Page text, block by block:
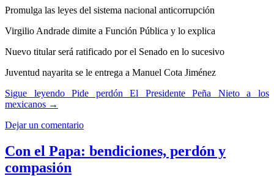
Promulga las leyes del sistema nacional anticorrupción
Virgilio Andrade dimite a Función Pública y lo explica
Nuevo titular será ratificado por el Senado en lo sucesivo
Juventud nayarita se le entrega a Manuel Cota Jiménez
Sigue leyendoPide perdón El Presidente Peña Nieto a los
mexicanos →
Dejar un comentario
Con el Papa: bendiciones, perdón y
compasión